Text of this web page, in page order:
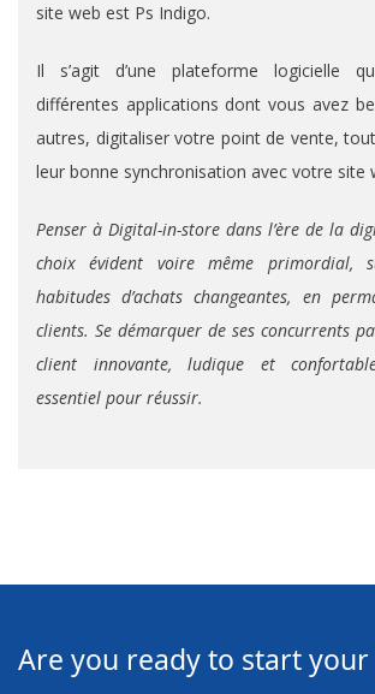
site web est Ps Indigo.
Il s’agit d’une plateforme logicielle
différentes applications dont vous avez
autres, digitaliser votre point de vente,
leur bonne synchronisation avec votre site
Penser à Digital-in-store dans l’ère de la
choix évident voire même primordial,
habitudes d’achats changeantes, en
clients. Se démarquer de ses concurrents
client innovante, ludique et
essentiel pour réussir.
Are you ready to start